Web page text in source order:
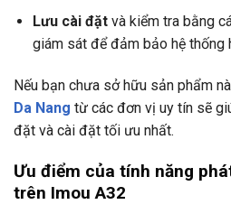
Lưu cài đặtvà kiểm tra bằng
giám sát để đảm bảo hệ thống
Nếu bạn chưa sở hữu sản phẩm
Da Nang từ các đơn vị uy tín sẽ
đặt và cài đặt tối ưu nhất.
Ưu điểm của tính năng
trên Imou A32